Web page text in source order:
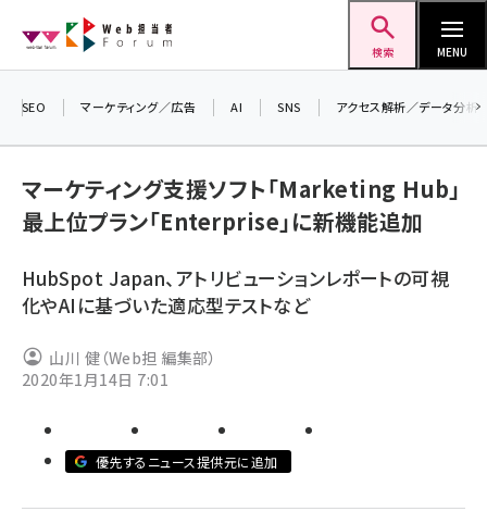
ン
検索 MENU
ai (2807)
note (2312)
z世代 (1622)
SEO マーケティング／広告 AI SNS アクセス解析／データ分析
マーケティング支援ソフト「Marketing Hub」
最上位プラン「Enterprise」に新機能追加
HubSpot Japan、アトリビューションレポートの可視
化やAIに基づいた適応型テストなど
山川 健（Web担 編集部）
2020年1月14日 7:01
優先するニュース提供元に追加
る